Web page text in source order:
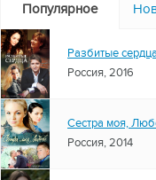
Популярное
Разбитые сердца
Россия, 2016
Сестра моя,
Россия, 2014